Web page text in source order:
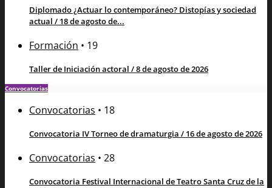
Diplomado ¿Actuar lo contemporáneo? Distopías y sociedad
actual / 18 de agosto de...
Formación • 19
Taller de Iniciación actoral / 8 de agosto de 2026
Convocatorias
Convocatorias • 18
Convocatoria IV Torneo de dramaturgia / 16 de agosto de 2026
Convocatorias • 28
Convocatoria Festival Internacional de Teatro Santa Cruz de la